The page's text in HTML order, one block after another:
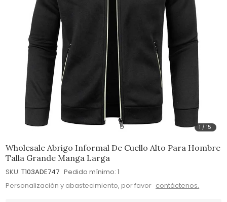
1 /15
Wholesale Abrigo Informal De Cuello Alto Para Hombre
Talla Grande Manga Larga
SKU: T103ADE747 Pedido mínimo: 1
Personalización y abastecimiento, por favor contáctenos.